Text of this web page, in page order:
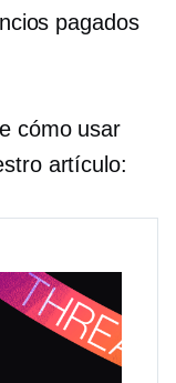
pagados
cómo usar
artículo: